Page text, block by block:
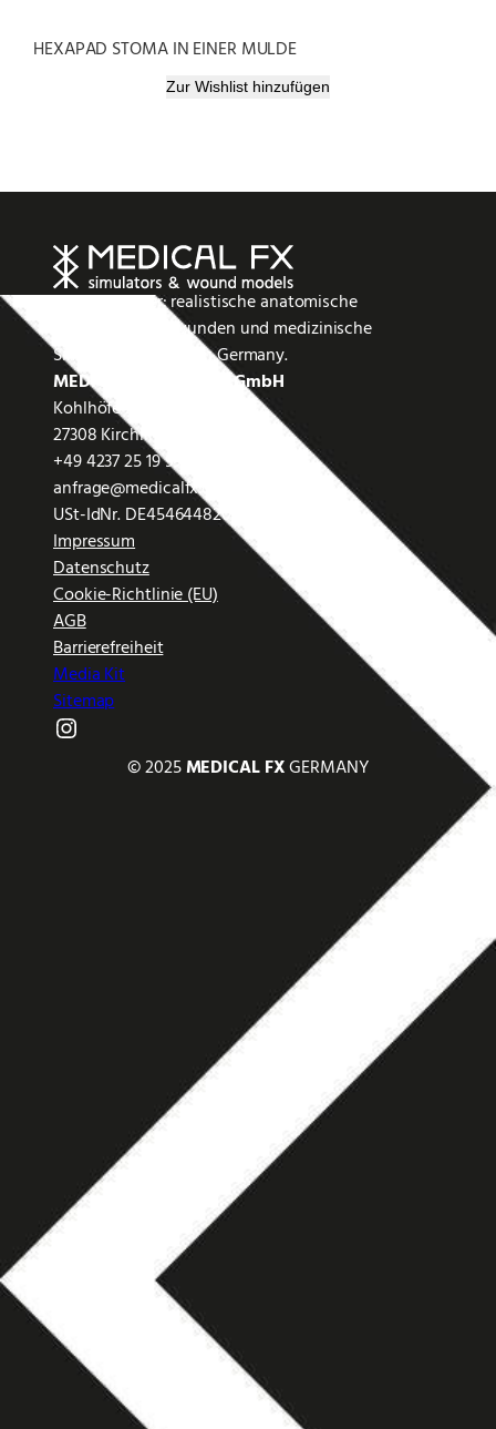
HEXAPAD STOMA IN EINER MULDE
Zur Wishlist hinzufügen
Wir stellen her: realistische anatomische
Modelle, Silikonwunden und medizinische
Simulatoren. Made in Germany.
MEDICAL FX Germany GmbH
Kohlhöfe 26
27308 Kirchlinteln
+49 4237 25 19 99 0
anfrage@medicalfx.de
USt-IdNr. DE454644820
Impressum
Datenschutz
Cookie-Richtlinie (EU)
AGB
Barrierefreiheit
Media Kit
Sitemap
Instagram
© 2025MEDICAL FXGERMANY